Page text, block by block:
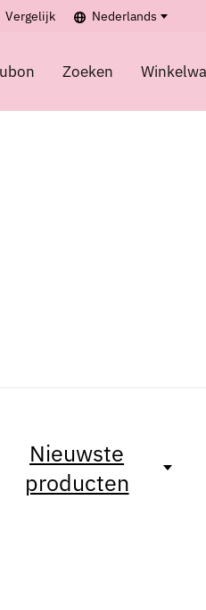
Vergelijk Nederlands
Zoeken
Nieuwste
producten